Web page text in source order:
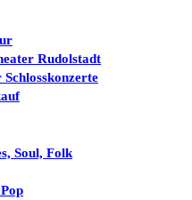
Rudolstadt
Soul, Folk